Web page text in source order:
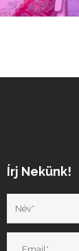
Írj Nekünk!